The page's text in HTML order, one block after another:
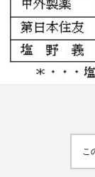
こ